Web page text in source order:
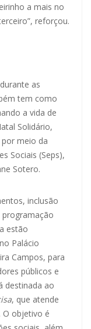
a mais no
reforçou.
as
tem como
a vida de
Solidário,
meio da
Sociais (Seps),
Sotero.
inclusão
estão
Palácio
Campos, para
públicos e
destinada ao
, que atende
O objetivo é